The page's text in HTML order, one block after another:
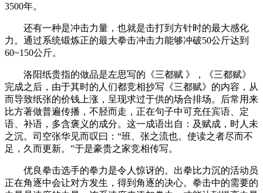
3500年。
还有一种是冲击力量，也就是击打到方针时的最大感化
力。通过系统锻炼正的最大拳击冲击力能够冲破50公斤达到
60~150公斤。
洛阳纸贵指的做品是左思写的《三都赋 》，《三都赋》
完成之后，由于其时的人们都竞相抄写《三都赋》的内容，从
而导致纸张的价钱上涨，呈现求过于供的场合排场。后常用来
比方著做普遍传播，不胫而走，正在句子中可充任宾语、定
语、补语，多含褒义的成分。这一成语出自：及赋成，时人未
之沉。司空张华见而叹曰：“班、张之流也。使读之者尽而不
足，久而更新。”于是豪贵之家竞相传写。
优良拳击选手的拳力是令人惊讶的。出拳比力沉的活动员
正在角逐中会让对方发生，得到角逐的决心。拳击中的需要的